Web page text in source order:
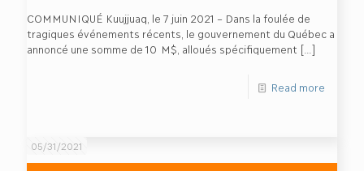
COMMUNIQUÉ Kuujjuaq, le 7 juin 2021 – Dans la foulée de
tragiques événements récents, le gouvernement du Québec a
annoncé une somme de 10 M$, alloués spécifiquement […]
Read more
05/31/2021